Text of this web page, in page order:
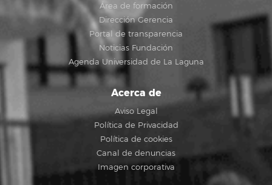
Área de formación
Dirección Gerencia
Portal de transparencia
Noticias Fundación
Agenda Universidad de La Laguna
Acerca de
Aviso Legal
Política de Privacidad
Política de cookies
Canal de denuncias
Imagen corporativa